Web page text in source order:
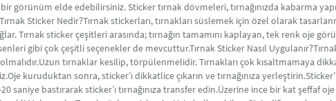
görünüm elde edebilirsiniz. Sticker tırnak dövmeleri, tırnağınızda kabarma
Sticker Nedir?Tırnak stickerları, tırnakları süslemek için özel olarak
Tırnak sticker çeşitleri arasında; tırnağın tamamını kaplayan, tek renk oje
gibi çok çeşitli seçenekler de mevcuttur.Tırnak Sticker Nasıl
olmalıdır.Uzun tırnaklar kesilip, törpülenmelidir. Tırnakları çok kısaltmamaya
kuruduktan sonra, sticker’ı dikkatlice çıkarın ve tırnağınıza yerleştirin.Sticker’ı
saniye bastırarak sticker’ı tırnağınıza transfer edin.Üzerine ince bir kat şeffaf